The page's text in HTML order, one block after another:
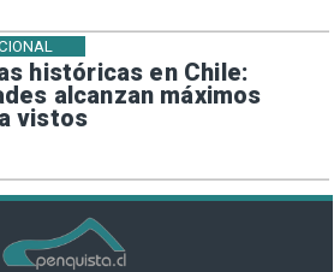
históricas en Chile:
alcanzan máximos
vistos